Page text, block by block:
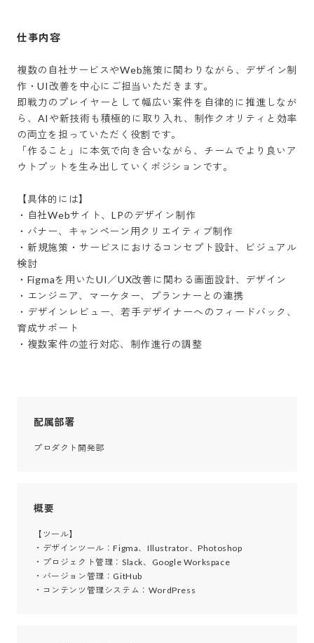
仕事内容
複数の自社サービスやWeb施策に関わりながら、デザイン制
作・UI改善を中心にご担当いただきます。
即戦力のプレイヤーとして幅広い案件を自律的に推進しなが
ら、AIや新技術も積極的に取り入れ、制作クオリティと効率
の両立を担っていただく役割です。
「作ること」に本気で向き合いながら、チームでより良いア
ウトプットを生み出していくポジションです。
【具体的には】
・自社Webサイト、LPのデザイン制作
・バナー、キャンペーン用クリエイティブ制作
・新規施策・サービスにおけるコンセプト設計、ビジュアル
検討
・Figmaを用いたUI／UX改善に関わる画面設計、デザイン
・エンジニア、マーケター、プランナーとの連携
・デザインレビュー、若手デザイナーへのフィードバック、
育成サポート
・複数案件の並行対応、制作進行の調整
配属部署
プロダクト開発部
概要
【ツール】
・デザインツール：Figma、Illustrator、Photoshop
・プロジェクト管理：Slack、Google Workspace
・バージョン管理：GitHub
・コンテンツ管理システム：WordPress